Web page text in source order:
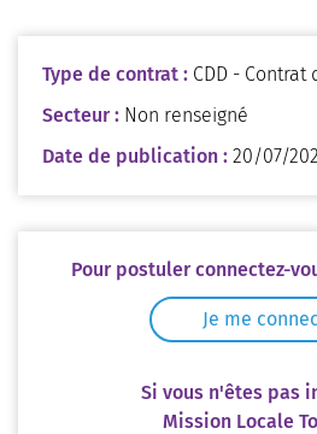
Type de contrat : CDD - Contrat
Secteur : Non renseigné
Date de publication : 20/07/
Pour postuler connectez-
Je me
Si vous n'êtes pas
Mission Locale